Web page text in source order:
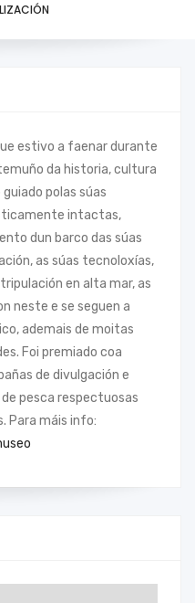
estivo a faenar durante
da historia, cultura
polas súas
intactas,
dun barco das súas
as súas tecnoloxías,
en alta mar, as
neste e se seguen a
ademais de moitas
Foi premiado coa
de divulgación e
pesca respectuosas
Para máis info: